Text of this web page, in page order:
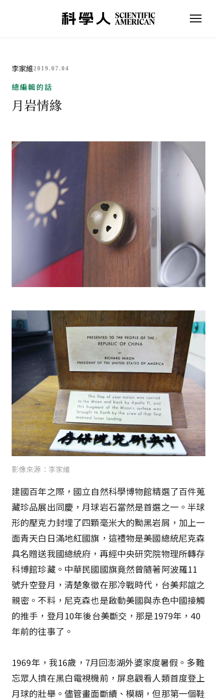
李家維2019.07.04
總編輯的話
月岩情緣
影像來源：李家維
建國百年之際，國立自然科學博物館精選了百件蒐
藏珍品展出同慶，月球岩石當然是首選之一。半球
形的壓克力封埋了四顆毫米大的黝黑岩屑，加上一
面青天白日滿地紅國旗，這禮物是美國總統尼克森
具名贈送我國總統府，再經中央研究院物理所轉存
科博館珍藏。中華民國國旗竟然曾隨著阿波羅11
號升空登月，清楚象徵在那冷戰時代，台美邦誼之
親密。不料，尼克森也是啟動美國與赤色中國接觸
的推手，登月10年後台美斷交，那是1979年，40
年前的往事了。
1969年，我16歲，7月回澎湖外婆家度暑假。多難
忘眾人擠在黑白電視機前，屏息觀看人類首度登上
月球的壯舉。儘管畫面斷續、模糊，但那第一個鞋